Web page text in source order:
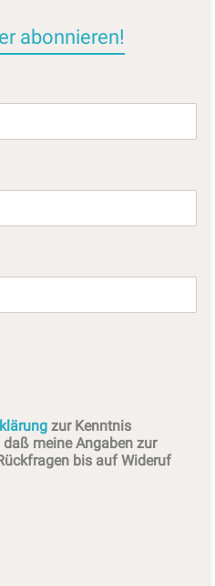
abonnieren!
zur Kenntnis
meine Angaben zur
bis auf Wideruf